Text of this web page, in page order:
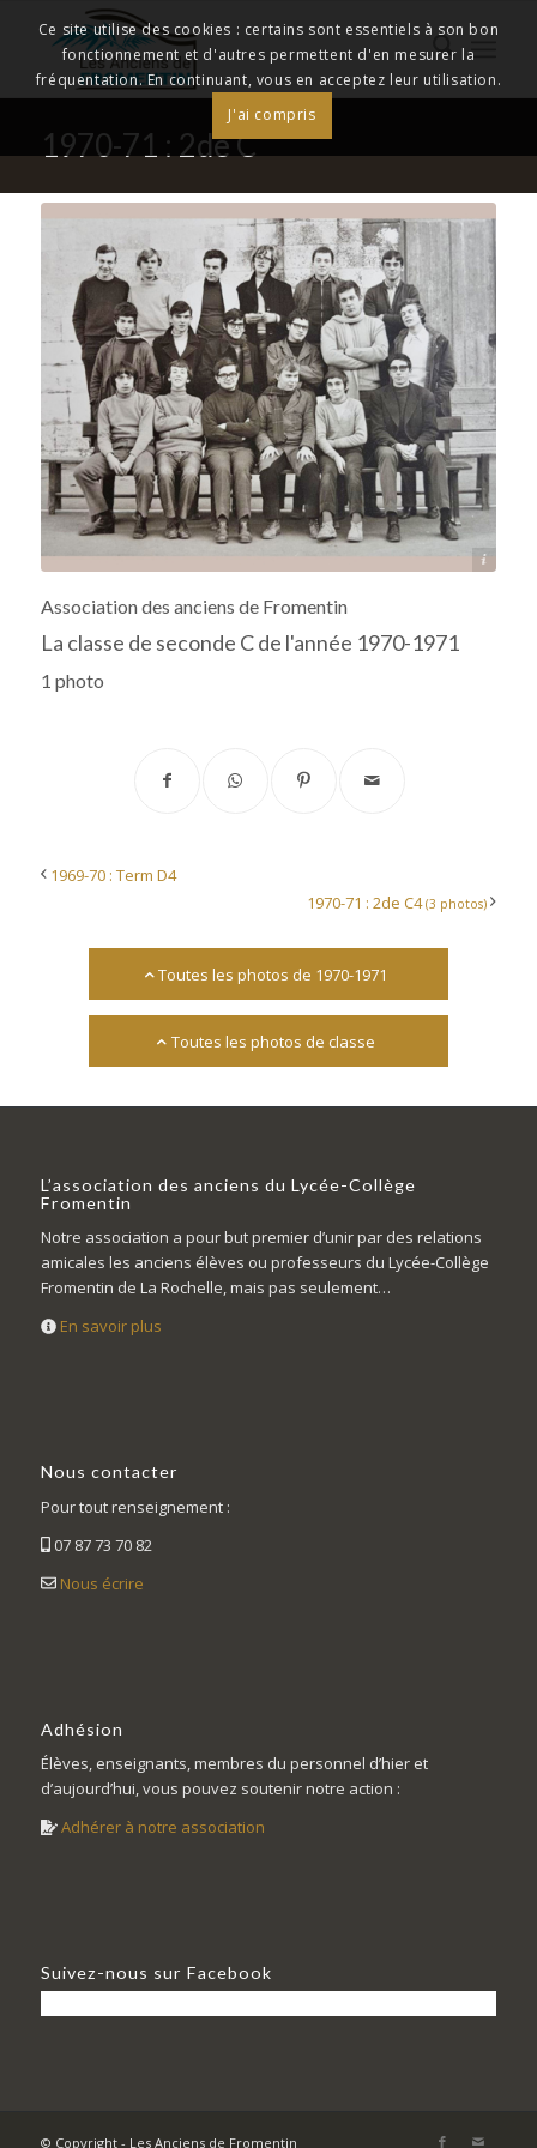
1970-71 : 2de C
Archives départementales 17
Association des anciens de Fromentin
La classe de seconde C de l'année 1970-1971
1 photo
1969-70 : Term D4
1970-71 : 2de C4(3 photos)
Toutes les photos de 1970-1971
Toutes les photos de classe
L’association des anciens du Lycée-Collège
Fromentin
Notre association a pour but premier d’unir par des relations
amicales les anciens élèves ou professeurs du Lycée-Collège
Fromentin de La Rochelle, mais pas seulement…
En savoir plus
Nous contacter
Pour tout renseignement :
07 87 73 70 82
Nous écrire
Adhésion
Élèves, enseignants, membres du personnel d’hier et
d’aujourd’hui, vous pouvez soutenir notre action :
Adhérer à notre association
Suivez-nous sur Facebook
© Copyright - Les Anciens de Fromentin
Ce site utilise des cookies : certains sont essentiels à son bon
fonctionnement et d'autres permettent d'en mesurer la
fréquentation. En continuant, vous en acceptez leur utilisation.
J'ai compris